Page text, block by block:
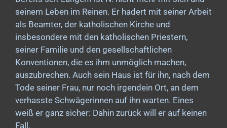
seinem Leben im Reinen. Er hadert mit seiner Arbeit
als Beamter, der katholischen Kirche und
insbesondere mit den katholischen Priestern,
seiner Familie und den gesellschaftlichen
Konventionen, die es ihm unmöglich machen,
auszubrechen. Auch sein Haus ist für ihn, nach dem
Tode seiner Frau, nur noch irgendein Ort, an dem
verhasste Schwägerinnen auf ihn warten. Eines
weiß er ganz sicher: Dahin zurück will er auf keinen
Fall.